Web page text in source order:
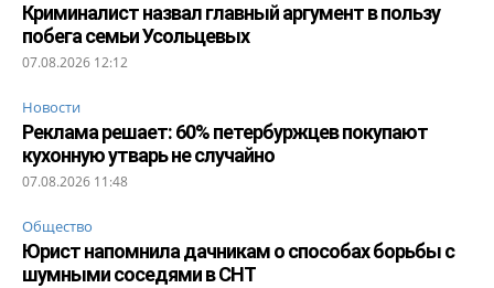
Криминалист назвал главный аргумент в пользу
побега семьи Усольцевых
07.08.2026 12:12
Новости
Реклама решает: 60% петербуржцев покупают
кухонную утварь не случайно
07.08.2026 11:48
Общество
Юрист напомнила дачникам о способах борьбы с
шумными соседями в СНТ